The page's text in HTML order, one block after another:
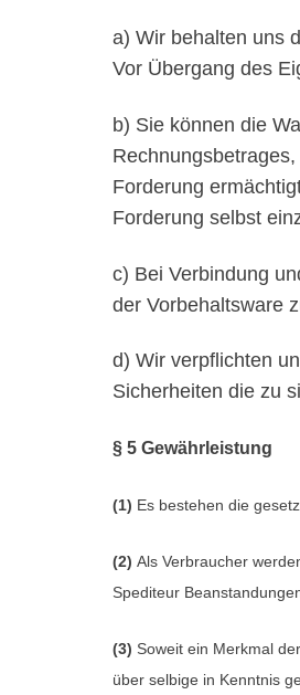
a) Wir behalten uns
Vor Übergang des
b) Sie können die
Forderung
Forderung selbst
c) Bei Verbindung
der Vorbehaltsware
d) Wir verpflichten
Sicherheiten die zu
§ 5 Gewährleistung
(1) Es bestehen die
(2) Als Verbraucher
Spediteur
(3) Soweit ein Merkmal
über selbige in Kenntnis